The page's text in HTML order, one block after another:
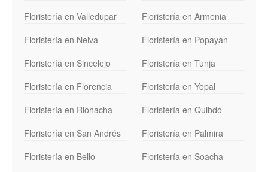
Floristería en Valledupar
Floristería en Armenia
Floristería en Neiva
Floristería en Popayán
Floristería en Sincelejo
Floristería en Tunja
Floristería en Florencia
Floristería en Yopal
Floristería en Riohacha
Floristería en Quibdó
Floristería en San Andrés
Floristería en Palmira
Floristería en Bello
Floristería en Soacha